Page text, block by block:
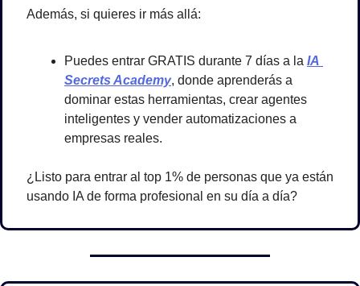
Además, si quieres ir más allá:
Puedes entrar GRATIS durante 7 días a la IA
Secrets Academy, donde aprenderás a
dominar estas herramientas, crear agentes
inteligentes y vender automatizaciones a
empresas reales.
¿Listo para entrar al top 1% de personas que ya están
usando IA de forma profesional en su día a día?